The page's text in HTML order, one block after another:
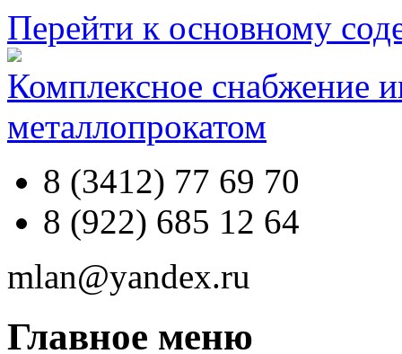
Перейти к основному
Комплексное снабжение
металлопрокатом
8 (3412) 77 69 70
8 (922) 685 12 64
mlan@yandex.ru
Главное меню